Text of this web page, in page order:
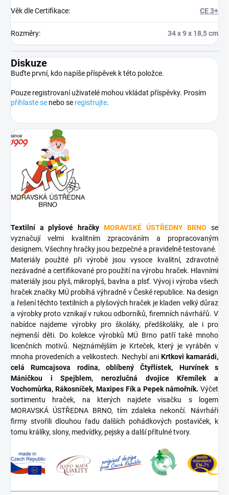
Věk dle Certifikace: CE 3+
Rozměry: 34 x 9 x 18,5 cm
Diskuze
Buďte první, kdo napíše příspěvek k této položce.
Pouze registrovaní uživatelé mohou vkládat příspěvky. Prosím
přihlaste se nebo se registrujte.
Textilní a plyšové hračky MORAVSKÉ ÚSTŘEDNY BRNO se
vyznačují velmi kvalitním zpracováním a propracovaným
designem. Všechny hračky jsou bezpečné a pravidelně testované.
Materiály použité při výrobě jsou vysoce kvalitní, zdravotně
nezávadné a certifikované pro použití na výrobu hraček. Hlavními
materiály jsou plyš, mikroplyš, bavlna a plsť. Vývoj i výroba všech
hraček značky MÚ probíhá výhradně v České republice. Na design
a řešení těchto textilních a plyšových hraček je kladen velký důraz
a výrobky proto vznikají v rukou odborníků, firemních návrhářů. V
nabídce najdeme výrobky pro školáky, předškoláky, ale i pro
nejmenší děti. Do kolekce výrobků MÚ Brno patří také mnoho
licenčních motivů. Nejznámějším je Krteček, který je vyráběn v
mnoha provedeních a velikostech. Nechybí ani Krtkovi kamarádi,
celá Rumcajsova rodina, oblíbený Čtyřlístek, Hurvínek s
Máničkou i Spejblem, nerozlučná dvojice Křemílek a
Vochomůrka, Rákosníček, Maxipes Fík a Pepek námořník. Výčet
sortimentu hraček, na kterých najdete visačku s logem
MORAVSKÁ ÚSTŘEDNA BRNO, tím zdaleka nekončí. Návrháři
firmy stvořili dlouhou řadu dalších pohádkových postaviček, k
tomu králíky, slony, medvídky, pejsky a další přítulné tvory.